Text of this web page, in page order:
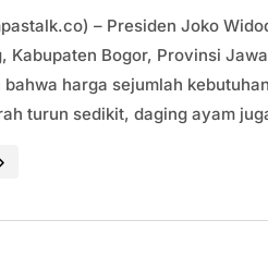
– Presiden Joko
Kabupaten Bogor, Provinsi
bahwa harga sejumlah
turun sedikit, daging ayam